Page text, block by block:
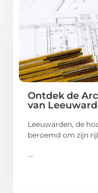
Ontdek de
van
Leeuwarden, de
beroemd om zijn
...